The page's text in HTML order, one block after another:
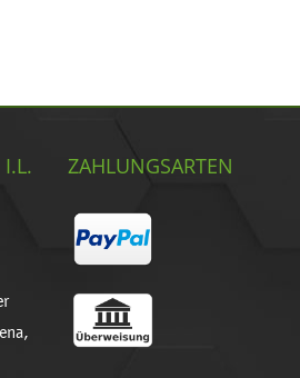
ZAHLUNGSARTEN